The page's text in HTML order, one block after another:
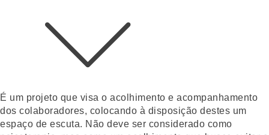
É um projeto que visa o acolhimento e acompanhamento
dos colaboradores, colocando à disposição destes um
espaço de escuta. Não deve ser considerado como